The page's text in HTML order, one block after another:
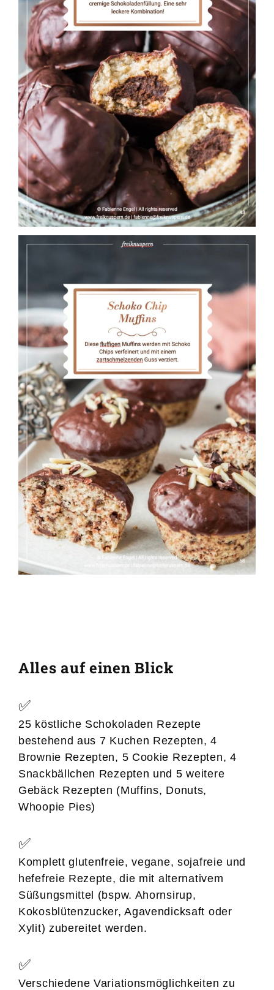
Alles auf einen Blick
✅
25 köstliche Schokoladen Rezepte
bestehend aus 7 Kuchen Rezepten, 4
Brownie Rezepten, 5 Cookie Rezepten, 4
Snackbällchen Rezepten und 5 weitere
Gebäck Rezepten (Muffins, Donuts,
Whoopie Pies)
✅
Komplett glutenfreie, vegane, sojafreie und
hefefreie Rezepte, die mit alternativem
Süßungsmittel (bspw. Ahornsirup,
Kokosblütenzucker, Agavendicksaft oder
Xylit) zubereitet werden.
✅
Verschiedene Variationsmöglichkeiten zu